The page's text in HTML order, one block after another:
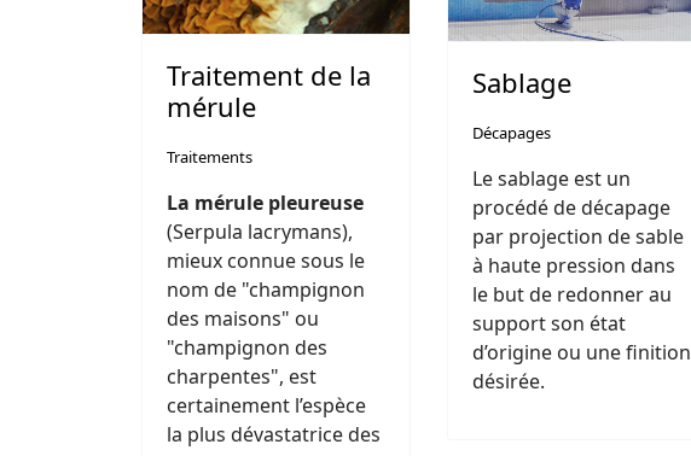
Traitement de la
mérule
Traitements
La mérule pleureuse
(Serpula lacrymans),
mieux connue sous le
nom de "champignon
des maisons" ou
"champignon des
charpentes", est
certainement l’espèce
la plus dévastatrice des
Sablage
Décapages
Le sablage est un
procédé de décapage
par projection de sable
à haute pression dans
le but de redonner au
support son état
d’origine ou une finition
désirée.